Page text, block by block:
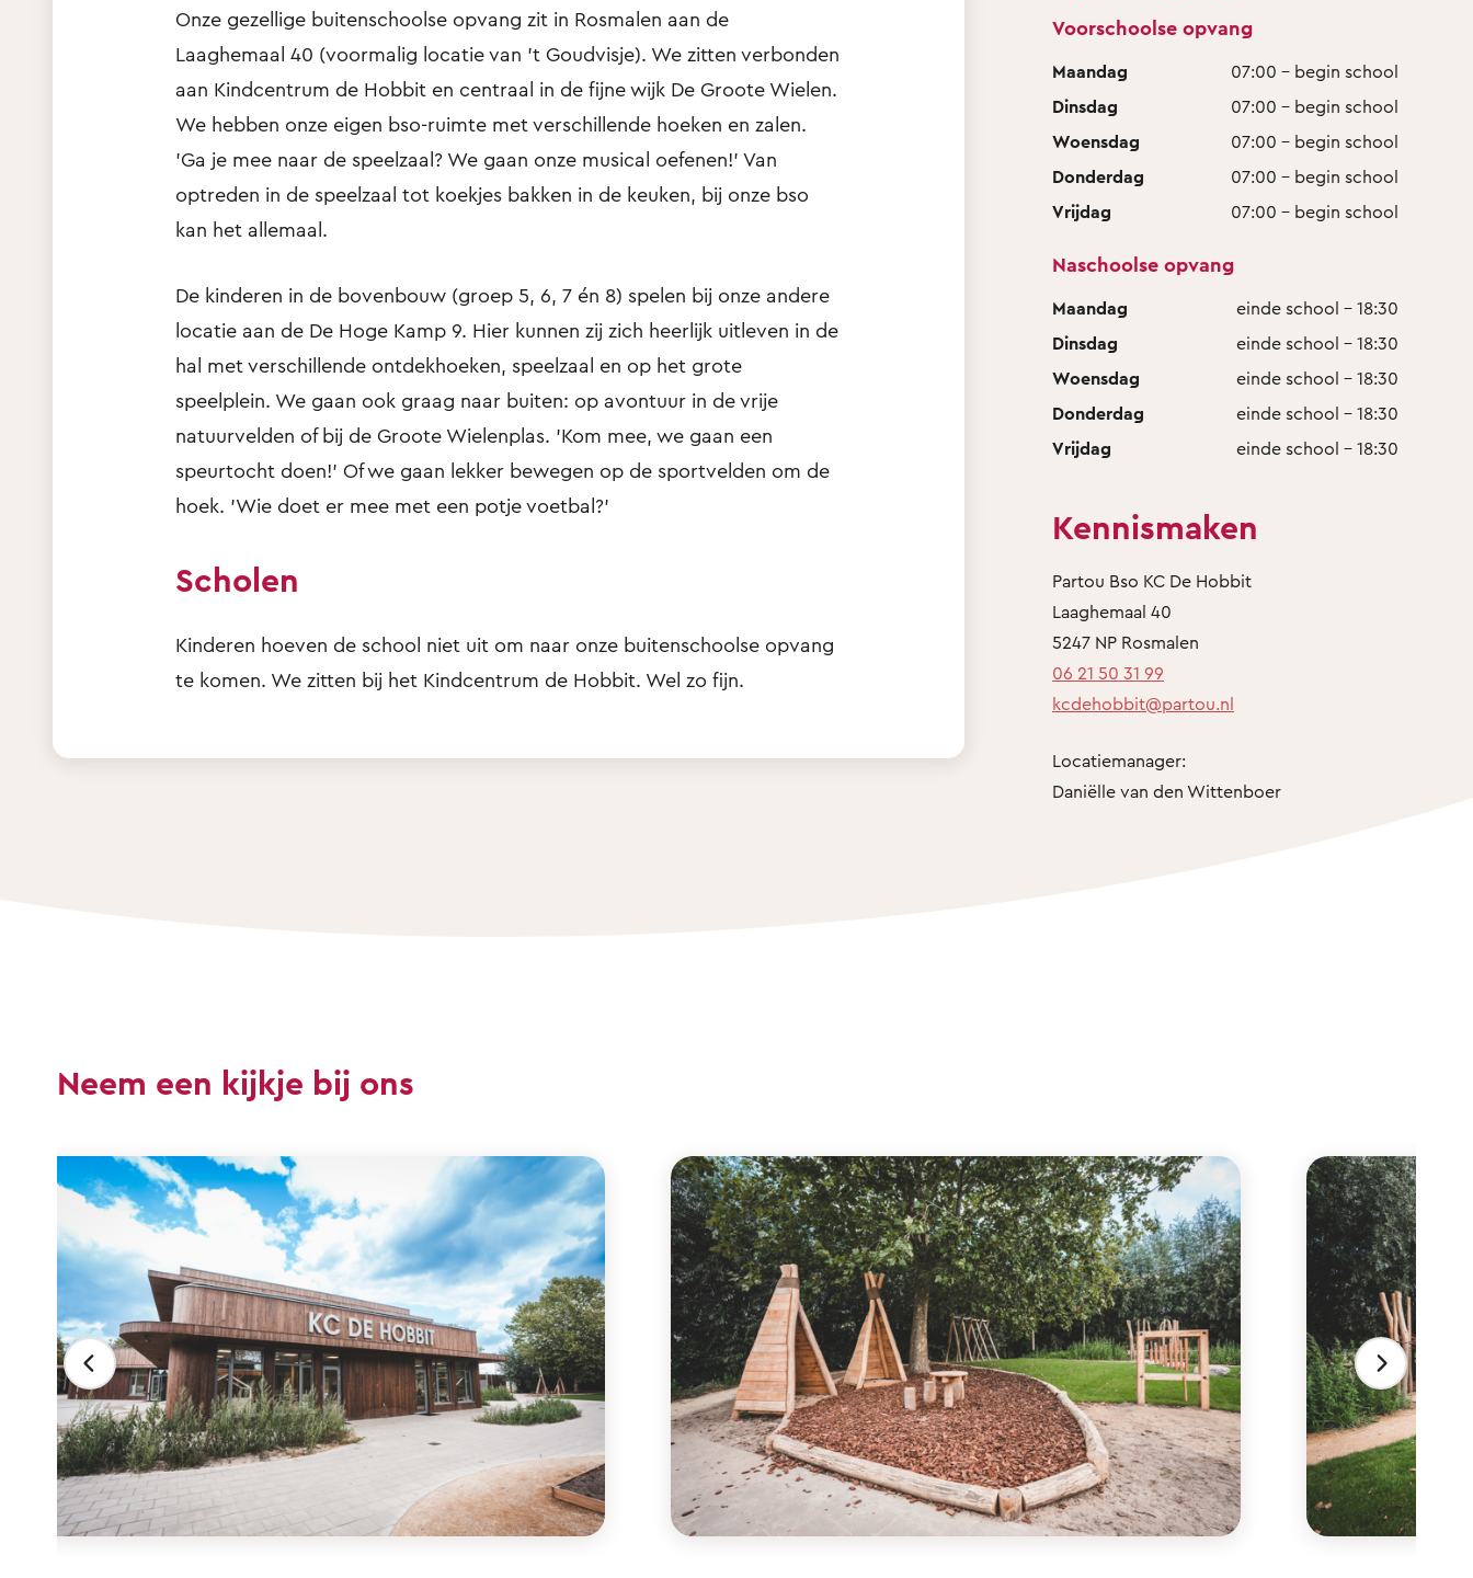
Onze gezellige buitenschoolse opvang zit in Rosmalen aan de
Laaghemaal 40 (voormalig locatie van 't Goudvisje). We zitten verbonden
aan Kindcentrum de Hobbit en centraal in de fijne wijk De Groote Wielen.
We hebben onze eigen bso-ruimte met verschillende hoeken en zalen.
'Ga je mee naar de speelzaal? We gaan onze musical oefenen!' Van
optreden in de speelzaal tot koekjes bakken in de keuken, bij onze bso
kan het allemaal.
De kinderen in de bovenbouw (groep 5, 6, 7 én 8) spelen bij onze andere
locatie aan de De Hoge Kamp 9. Hier kunnen zij zich heerlijk uitleven in de
hal met verschillende ontdekhoeken, speelzaal en op het grote
speelplein. We gaan ook graag naar buiten: op avontuur in de vrije
natuurvelden of bij de Groote Wielenplas. 'Kom mee, we gaan een
speurtocht doen!' Of we gaan lekker bewegen op de sportvelden om de
hoek. 'Wie doet er mee met een potje voetbal?'
Scholen
Kinderen hoeven de school niet uit om naar onze buitenschoolse opvang
te komen. We zitten bij het Kindcentrum de Hobbit. Wel zo fijn.
Voorschoolse opvang
Maandag
07:00 - begin school
Dinsdag
07:00 - begin school
Woensdag
07:00 - begin school
Donderdag
07:00 - begin school
Vrijdag
07:00 - begin school
Naschoolse opvang
Maandag
einde school - 18:30
Dinsdag
einde school - 18:30
Woensdag
einde school - 18:30
Donderdag
einde school - 18:30
Vrijdag
einde school - 18:30
Kennismaken
Partou Bso KC De Hobbit
Laaghemaal 40
5247 NP Rosmalen
06 21 50 31 99
kcdehobbit@partou.nl
Locatiemanager:
Daniëlle van den Wittenboer
Neem een kijkje bij ons